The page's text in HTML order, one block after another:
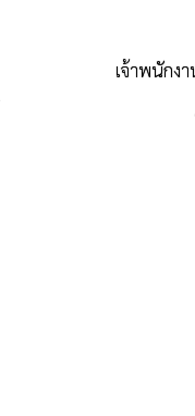
เจ้าพนักง